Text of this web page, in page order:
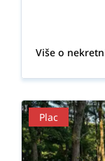
Više o
Plac